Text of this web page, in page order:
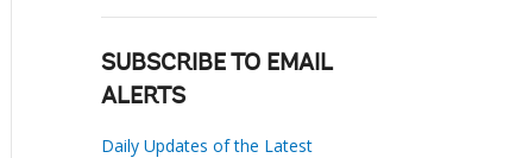
SUBSCRIBE TO EMAIL
ALERTS
Daily Updates of the Latest